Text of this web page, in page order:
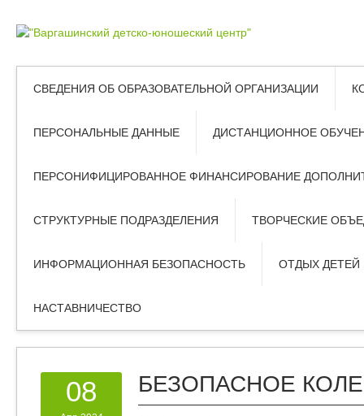
СВЕДЕНИЯ ОБ ОБРАЗОВАТЕЛЬНОЙ ОРГАНИЗАЦИИ
ПЕРСОНАЛЬНЫЕ ДАННЫЕ ДИСТАНЦИОННОЕ
ПЕРСОНИФИЦИРОВАННОЕ ФИНАНСИРОВАНИЕ
СТРУКТУРНЫЕ ПОДРАЗДЕЛЕНИЯ ТВОРЧЕСКИЕ
ИНФОРМАЦИОННАЯ БЕЗОПАСНОСТЬ ОТДЫХ ДЕТЕЙ
НАСТАВНИЧЕСТВО
08 БЕЗОПАСНОЕ